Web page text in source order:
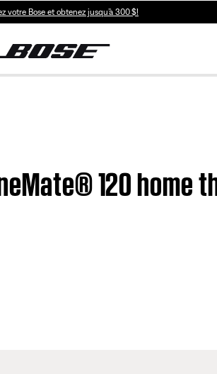
votre Bose et obtenez jusqu’à 300 $!
120 home